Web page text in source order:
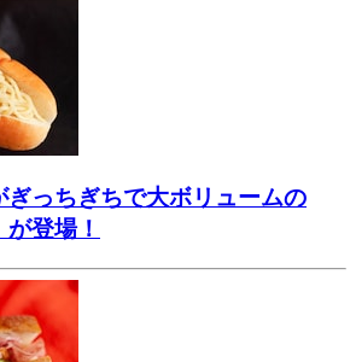
ぎっちぎちで大ボリュームの
が登場！